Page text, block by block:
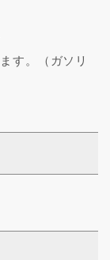
す。（ガソリ